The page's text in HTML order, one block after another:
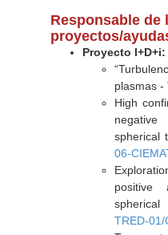
Responsable de
proyectos/
Proyecto I+D+i:
plasmas -
High
spherical
06-
positive
TRED-01/